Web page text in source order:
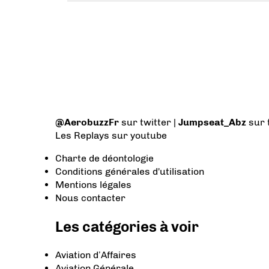
@AerobuzzFr sur twitter | Jumpseat_Abz sur
Les Replays sur youtube
Charte de déontologie
Conditions générales d'utilisation
Mentions légales
Nous contacter
Les catégories à voir
Aviation d’Affaires